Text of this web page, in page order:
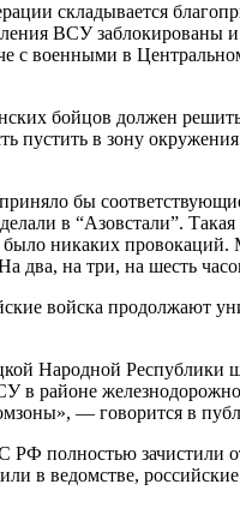
складывается
ВСУ заблокированы
с военными в
бойцов должен
в зону
бы
в “Азовстали”.
никаких
два, на три, на шесть
войска продолжают
Народной
районе
— говорится в
РФ полностью зачистили
в ведомстве,